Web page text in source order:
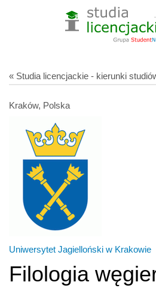
« Studia licencjackie - kierunki
Kraków, Polska
Uniwersytet Jagielloński w Krakowie
Filologia